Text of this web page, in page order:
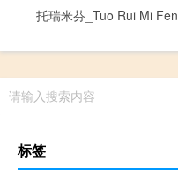
托瑞米芬_Tuo Rui Mi Fen
请输入搜索内容
标签